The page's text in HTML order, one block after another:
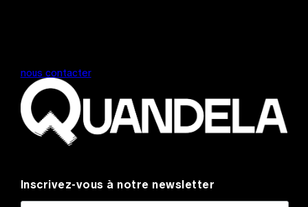
nous contacter
Inscrivez-vous à notre newsletter